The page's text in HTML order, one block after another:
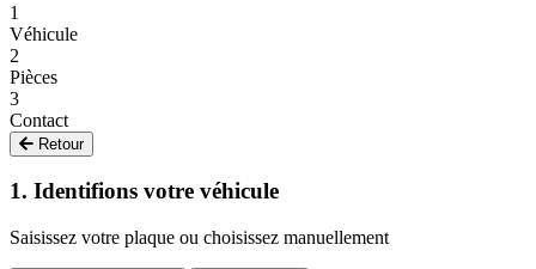
1
Véhicule
2
Pièces
3
Contact
Retour
1. Identifions votre véhicule
Saisissez votre plaque ou choisissez manuellement